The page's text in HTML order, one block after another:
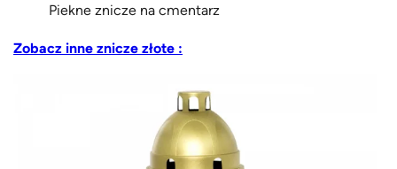
Piekne znicze na cmentarz
Zobacz inne znicze złote :